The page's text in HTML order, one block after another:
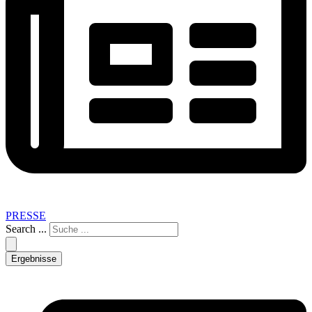
PRESSE
Search ...
Ergebnisse